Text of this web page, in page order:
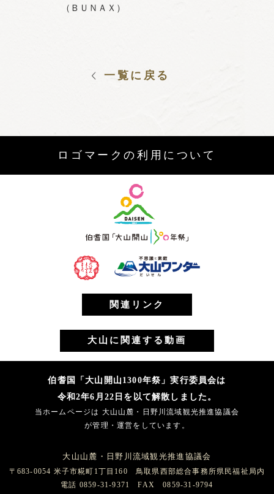
（ＢＵＮＡＸ）
一覧に戻る
ロゴマークの利用について
関連リンク
大山に関連する動画
伯耆国「大山開山1300年祭」実行委員会は
令和2年6月22日を以て解散しました。
当ホームページは 大山山麓・日野川流域観光推進協議会
が管理・運営をしています。
大山山麓・日野川流域観光推進協議会
〒683-0054 米子市糀町1丁目160 鳥取県西部総合事務所県民福祉局内
電話 0859-31-9371 FAX 0859-31-9794